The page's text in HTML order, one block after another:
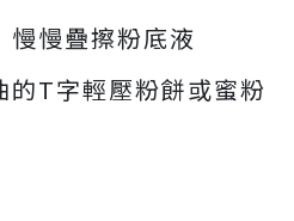
慢慢疊擦粉底液
的T字輕壓粉餅或蜜粉